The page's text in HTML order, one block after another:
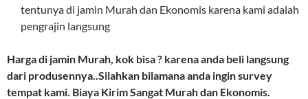
tentunya di jamin Murah dan Ekonomis karena kami adalah
pengrajin langsung
Harga di jamin Murah, kok bisa ? karena anda beli langsung
dari produsennya..Silahkan bilamana anda ingin survey
tempat kami. Biaya Kirim Sangat Murah dan Ekonomis.